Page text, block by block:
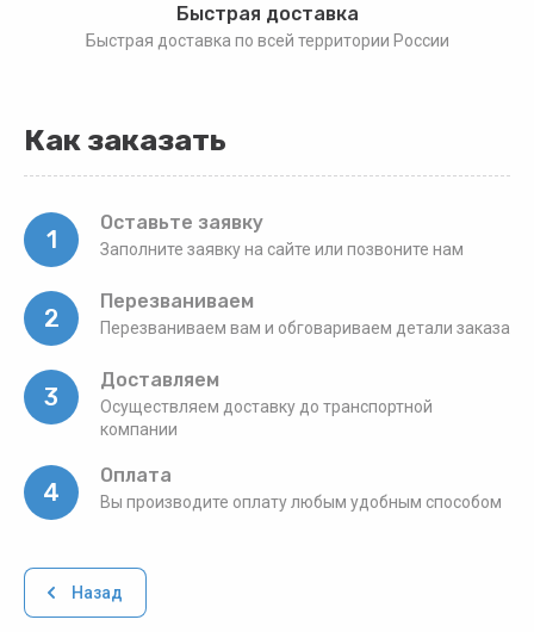
Быстрая доставка
Быстрая доставка по всей территории России
Как заказать
1
Оставьте заявку
Заполните заявку на сайте или позвоните нам
2
Перезваниваем
Перезваниваем вам и обговариваем детали заказа
3
Доставляем
Осуществляем доставку до транспортной
компании
4
Оплата
Вы производите оплату любым удобным способом
Назад